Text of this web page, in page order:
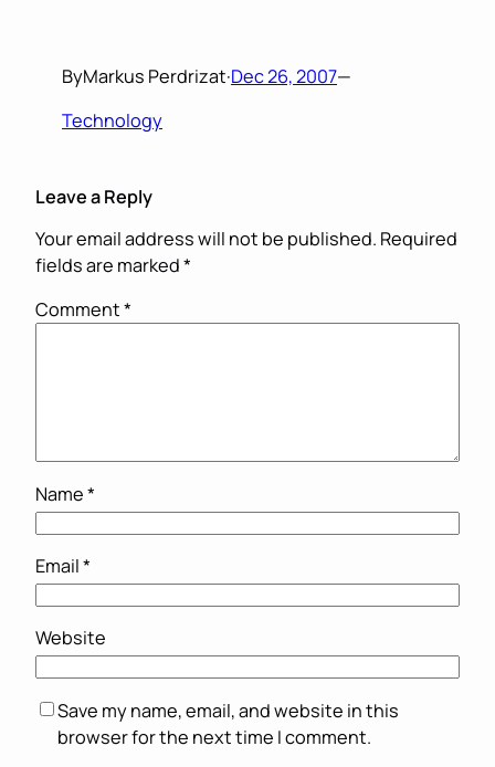
ByMarkus Perdrizat·Dec 26, 2007—
Technology
Leave a Reply
Your email address will not be published. Required
fields are marked*
Comment*
Name*
Email*
Website
Save my name, email, and website in this
browser for the next time I comment.